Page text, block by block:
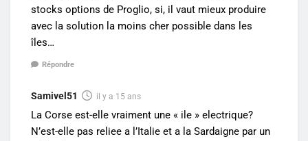
stocks options de Proglio, si, il vaut mieux produire
avec la solution la moins cher possible dans les
îles…
Répondre
Samivel51 il y a 15 ans
La Corse est-elle vraiment une « ile » electrique?
N’est-elle pas reliee a l’Italie et a la Sardaigne par un